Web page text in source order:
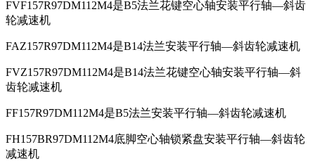
FVF157R97DM112M4是B5法兰花键空心轴安装平行轴—斜齿
轮减速机
FAZ157R97DM112M4是B14法兰安装平行轴—斜齿轮减速机
FVZ157R97DM112M4是B14法兰花键空心轴安装平行轴—斜
齿轮减速机
FF157R97DM112M4是B5法兰安装平行轴—斜齿轮减速机
FH157BR97DM112M4底脚空心轴锁紧盘安装平行轴—斜齿轮
减速机